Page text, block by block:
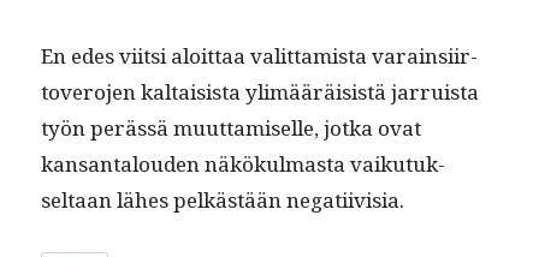
En edes viit­si aloit­taa valit­tamista varain­si­ir­
tovero­jen kaltai­sista ylimääräi­sistä jar­ruista
työn perässä muut­tamiselle, jot­ka ovat
kansan­talouden näkökul­mas­ta vaiku­tuk­
seltaan läh­es pelkästään negatiivisia.